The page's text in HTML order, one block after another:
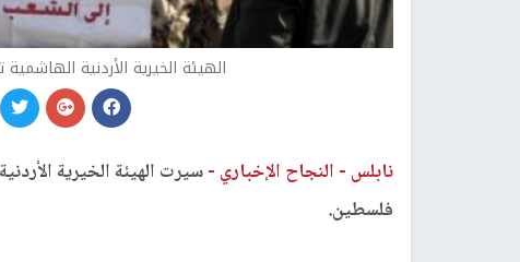
الهيئة الخيرية الأردنية
نابلس - النجاح الإخباري -سيرت الهيئة الخيرية
فلسطين.